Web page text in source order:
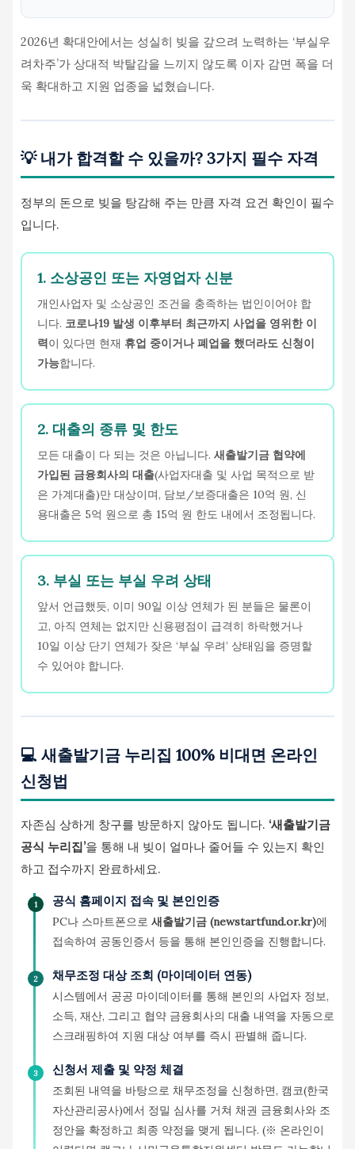
2026년 확대안에서는 성실히 빚을 갚으려 노력하는 ‘부실우
려차주’가 상대적 박탈감을 느끼지 않도록 이자 감면 폭을 더
욱 확대하고 지원 업종을 넓혔습니다.
💡 내가 합격할 수 있을까? 3가지 필수 자격
정부의 돈으로 빚을 탕감해 주는 만큼 자격 요건 확인이 필수
입니다.
1. 소상공인 또는 자영업자 신분
개인사업자 및 소상공인 조건을 충족하는 법인이어야 합
니다. 코로나19 발생 이후부터 최근까지 사업을 영위한 이
력이 있다면 현재 휴업 중이거나 폐업을 했더라도 신청이
가능합니다.
2. 대출의 종류 및 한도
모든 대출이 다 되는 것은 아닙니다.새출발기금 협약에
가입된 금융회사의 대출(사업자대출 및 사업 목적으로 받
은 가계대출)만 대상이며, 담보/보증대출은 10억 원, 신
용대출은 5억 원으로 총 15억 원 한도 내에서 조정됩니다.
3. 부실 또는 부실 우려 상태
앞서 언급했듯, 이미 90일 이상 연체가 된 분들은 물론이
고, 아직 연체는 없지만 신용평점이 급격히 하락했거나
10일 이상 단기 연체가 잦은 ‘부실 우려’ 상태임을 증명할
수 있어야 합니다.
💻 새출발기금 누리집 100% 비대면 온라인
신청법
자존심 상하게 창구를 방문하지 않아도 됩니다. ‘새출발기금
공식 누리집’을 통해 내 빚이 얼마나 줄어들 수 있는지 확인
하고 접수까지 완료하세요.
1 공식 홈페이지 접속 및 본인인증
PC나 스마트폰으로 새출발기금 (newstartfund.or.kr)에
접속하여 공동인증서 등을 통해 본인인증을 진행합니다.
2 채무조정 대상 조회 (마이데이터 연동)
시스템에서 공공 마이데이터를 통해 본인의 사업자 정보,
소득, 재산, 그리고 협약 금융회사의 대출 내역을 자동으로
스크래핑하여 지원 대상 여부를 즉시 판별해 줍니다.
3 신청서 제출 및 약정 체결
조회된 내역을 바탕으로 채무조정을 신청하면, 캠코(한국
자산관리공사)에서 정밀 심사를 거쳐 채권 금융회사와 조
정안을 확정하고 최종 약정을 맺게 됩니다. (※ 온라인이